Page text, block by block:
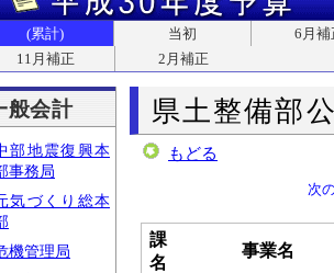
(累計) 当初
6月補
11月補正
2月補正
般会計
部地震復興本
事務局
気づくり総本
機管理局
県土整備部
もどる
次
課
名
事業名